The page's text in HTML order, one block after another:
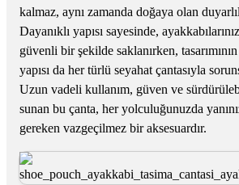
kalmaz, aynı zamanda doğaya olan
Dayanıklı yapısı sayesinde,
güvenli bir şekilde saklanırken,
yapısı da her türlü seyahat çantasıyla
Uzun vadeli kullanım, güven ve
sunan bu çanta, her yolculuğunuzda
gereken vazgeçilmez bir aksesuardır.